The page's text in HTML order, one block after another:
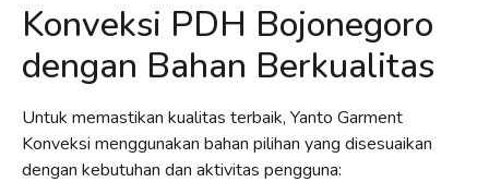
Konveksi PDH Bojonegoro
dengan Bahan Berkualitas
Untuk memastikan kualitas terbaik, Yanto Garment
Konveksi menggunakan bahan pilihan yang disesuaikan
dengan kebutuhan dan aktivitas pengguna: